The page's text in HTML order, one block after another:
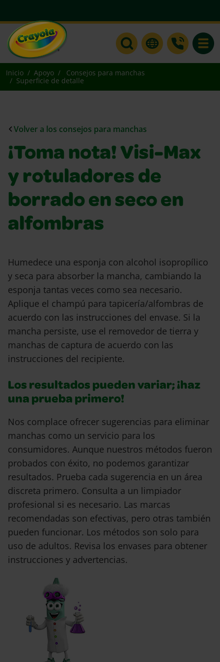
Inicio Apoyo
Consejos para manchas
Superficie de detalle
Volver a los consejos para manchas
¡Toma nota! Visi-Max
y rotuladores de
borrado en seco en
alfombras
Humedece una esponja con alcohol isopropílico
y seca para absorber la mancha, cambiando la
esponja tantas veces como sea necesario.
Aplique el champú para tapicería/alfombras de
acuerdo con las instrucciones del envase. Si la
mancha persiste, use el removedor de tierra y
manchas de captura de acuerdo con las
instrucciones del recipiente.
Los resultados pueden variar; ¡haz
una prueba primero!
Nos complace ofrecer sugerencias para eliminar
manchas como un servicio para los
consumidores. Aunque nuestros métodos fueron
probados con éxito, no podemos garantizar
resultados. Prueba cada sugerencia en un área
discreta primero. Consulta a un limpiador
profesional si es necesario. Las marcas
recomendadas son efectivas, pero otras también
pueden funcionar. Los métodos son solo para
uso de adultos. Revisa los envases para obtener
instrucciones y advertencias.